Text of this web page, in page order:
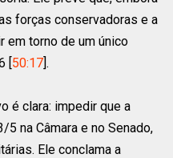
forças conservadoras e a
em torno de um único
[50:17].
é clara: impedir que a
na Câmara e no Senado,
Ele conclama a